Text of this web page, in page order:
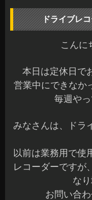
ドライブレ
こんに
本日は定休日で
営業中にできなか
毎週やっ
みなさんは、ドラ
以前は業務用で使
レコーダーですが
な
お問い合